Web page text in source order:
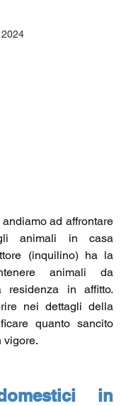
ad affrontare
animali in casa
(inquilino) ha la
animali da
residenza in affitto.
nei dettagli della
quanto sancito
vigore.
in